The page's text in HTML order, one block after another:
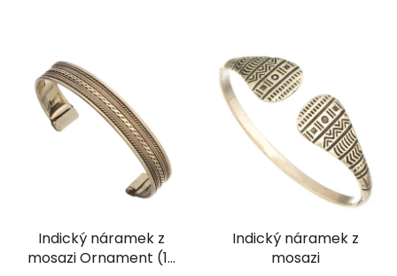
Indický náramek z
mosazi Ornament (10
Indický náramek z
mosazi